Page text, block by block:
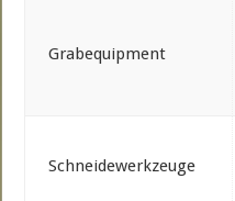
Grabequipment
Schneidewerkzeuge